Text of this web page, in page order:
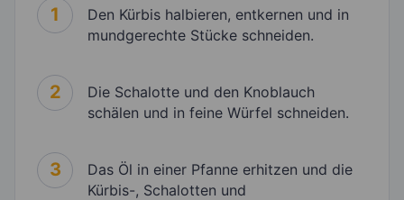
1
Den Kürbis halbieren, entkernen und in
mundgerechte Stücke schneiden.
2
Die Schalotte und den Knoblauch
schälen und in feine Würfel schneiden.
3
Das Öl in einer Pfanne erhitzen und die
Kürbis-, Schalotten und